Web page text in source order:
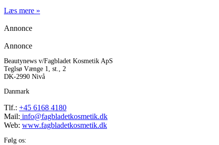
Læs mere »
Annonce
Annonce
Beautynews v/Fagbladet Kosmetik ApS
Teglsø Vænge 1, st., 2
DK-2990 Nivå
Danmark
Tlf.: +45 6168 4180
Mail: info@fagbladetkosmetik.dk
Web: www.fagbladetkosmetik.dk
Følg os: